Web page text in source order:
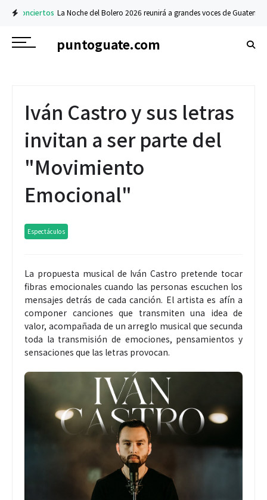
Conciertos La Noche del Bolero 2026 reunirá a grandes voces de
puntoguate.com
Iván Castro y sus letras
invitan a ser parte del
"Movimiento
Emocional"
Espectáculos
La propuesta musical de Iván Castro pretende tocar
fibras emocionales cuando las personas escuchen los
mensajes detrás de cada canción. El artista es afín a
componer canciones que transmiten una idea de
valor, acompañada de un arreglo musical que secunda
toda la transmisión de emociones, pensamientos y
sensaciones que las letras provocan.